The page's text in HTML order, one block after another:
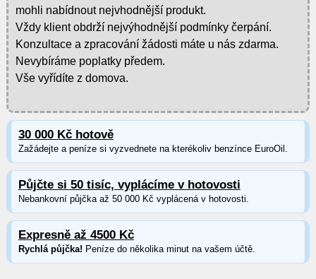
mohli nabídnout nejvhodnější produkt.
Vždy klient obdrží nejvýhodnější podmínky čerpání.
Konzultace a zpracování žádosti máte u nás zdarma.
Nevybíráme poplatky předem.
Vše vyřídíte z domova.
30 000 Kč hotově
Zažádejte a peníze si vyzvednete na kterékoliv benzínce EuroOil.
Půjčte si 50 tisíc, vyplácíme v hotovosti
Nebankovní půjčka až 50 000 Kč vyplácená v hotovosti.
Expresně až 4500 Kč
Rychlá půjčka! Peníze do několika minut na vašem účtě.